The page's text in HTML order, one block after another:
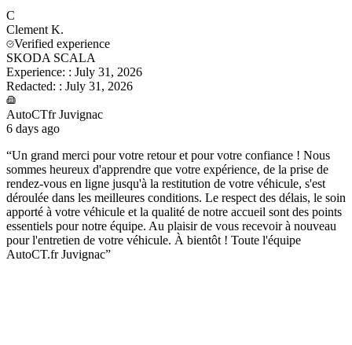
C
Clement K.
Verified experience
SKODA SCALA
Experience: : July 31, 2026
Redacted: : July 31, 2026
AutoCTfr Juvignac
6 days ago
“Un grand merci pour votre retour et pour votre confiance ! Nous
sommes heureux d'apprendre que votre expérience, de la prise de
rendez-vous en ligne jusqu'à la restitution de votre véhicule, s'est
déroulée dans les meilleures conditions. Le respect des délais, le soin
apporté à votre véhicule et la qualité de notre accueil sont des points
essentiels pour notre équipe. Au plaisir de vous recevoir à nouveau
pour l'entretien de votre véhicule. À bientôt ! Toute l'équipe
AutoCT.fr Juvignac”